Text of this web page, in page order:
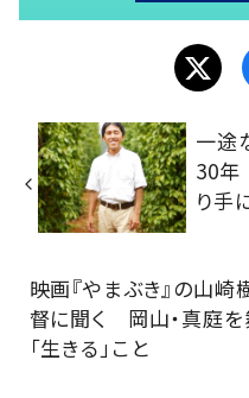
一途
30年
り手
映画『やまぶき』の山崎
督に聞く 岡山・真庭を
「生きる」こと